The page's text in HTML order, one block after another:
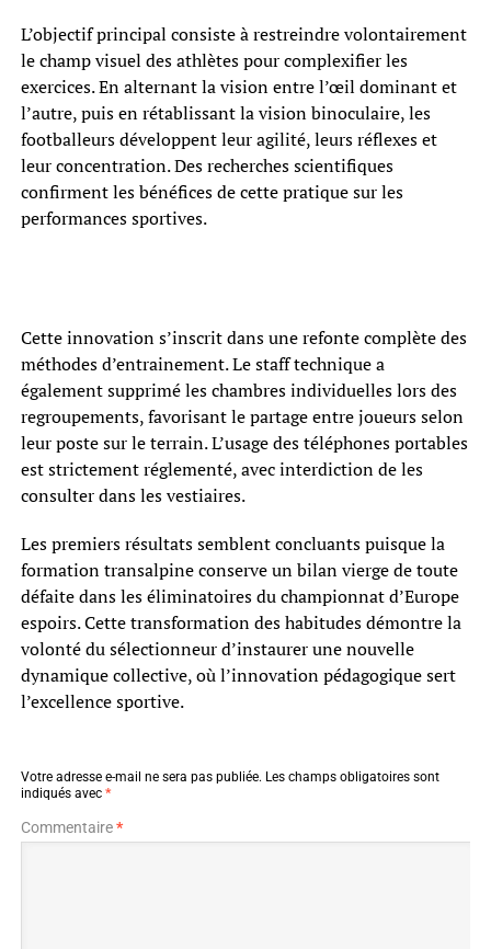
L’objectif principal consiste à restreindre volontairement
le champ visuel des athlètes pour complexifier les
exercices. En alternant la vision entre l’œil dominant et
l’autre, puis en rétablissant la vision binoculaire, les
footballeurs développent leur agilité, leurs réflexes et
leur concentration. Des recherches scientifiques
confirment les bénéfices de cette pratique sur les
performances sportives.
Cette innovation s’inscrit dans une refonte complète des
méthodes d’entrainement. Le staff technique a
également supprimé les chambres individuelles lors des
regroupements, favorisant le partage entre joueurs selon
leur poste sur le terrain. L’usage des téléphones portables
est strictement réglementé, avec interdiction de les
consulter dans les vestiaires.
Les premiers résultats semblent concluants puisque la
formation transalpine conserve un bilan vierge de toute
défaite dans les éliminatoires du championnat d’Europe
espoirs. Cette transformation des habitudes démontre la
volonté du sélectionneur d’instaurer une nouvelle
dynamique collective, où l’innovation pédagogique sert
l’excellence sportive.
Votre adresse e-mail ne sera pas publiée. Les champs obligatoires sont
indiqués avec *
Commentaire*